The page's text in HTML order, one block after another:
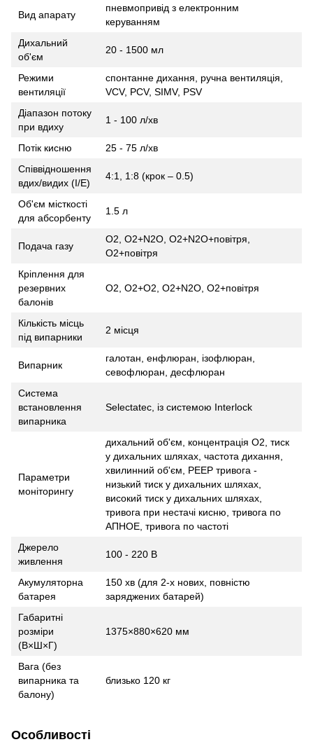
Вид апарату
пневмопривід з електронним
керуванням
Дихальний
об'єм
20 - 1500 мл
Режими
вентиляції
спонтанне дихання, ручна вентиляція,
VCV, PCV, SIMV, PSV
Діапазон потоку
при вдиху
1 - 100 л/хв
Потік кисню
25 - 75 л/хв
Співвідношення
вдих/видих (I/E)
4:1, 1:8 (крок – 0.5)
Об'єм місткості
для абсорбенту
1.5 л
Подача газу
O2, О2+N2O, O2+N2O+повітря,
O2+повітря
Кріплення для
резервних
балонів
O2, O2+O2, O2+N2O, O2+повітря
Кількість місць
під випарники
2 місця
Випарник
галотан, енфлюран, ізофлюран,
севофлюран, десфлюран
Система
встановлення
випарника
Selectatec, із системою Interlock
Параметри
моніторингу
дихальний об'єм, концентрація О2, тиск
у дихальних шляхах, частота дихання,
хвилинний об'єм, PEEP тривога -
низький тиск у дихальних шляхах,
високий тиск у дихальних шляхах,
тривога при нестачі кисню, тривога по
АПНОЕ, тривога по частоті
Джерело
живлення
100 - 220 В
Акумуляторна
батарея
150 хв (для 2-х нових, повністю
заряджених батарей)
Габаритні
розміри
(B×Ш×Г)
1375×880×620 мм
Вага (без
випарника та
балону)
близько 120 кг
Особливості